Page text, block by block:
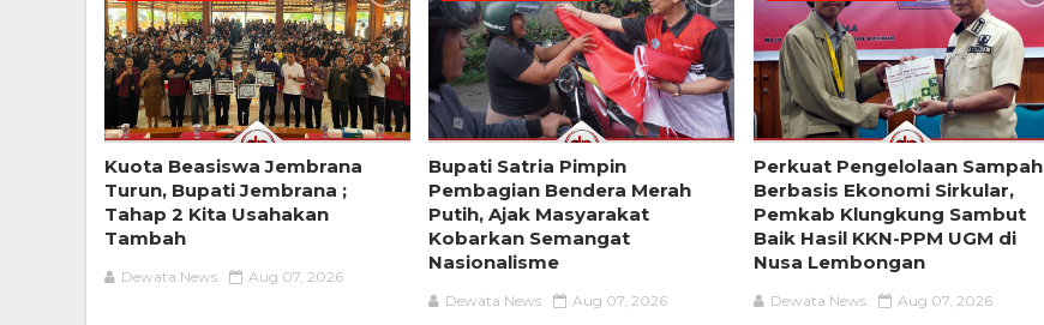
Kuota Beasiswa Jembrana
Turun, Bupati Jembrana ;
Tahap 2 Kita Usahakan
Tambah
Dewata News Aug 07, 2026
Bupati Satria Pimpin
Pembagian Bendera Merah
Putih, Ajak Masyarakat
Kobarkan Semangat
Nasionalisme
Dewata News Aug 07, 2026
Perkuat Pengelolaan Sampah
Berbasis Ekonomi Sirkular,
Pemkab Klungkung Sambut
Baik Hasil KKN-PPM UGM di
Nusa Lembongan
Dewata News Aug 07, 2026